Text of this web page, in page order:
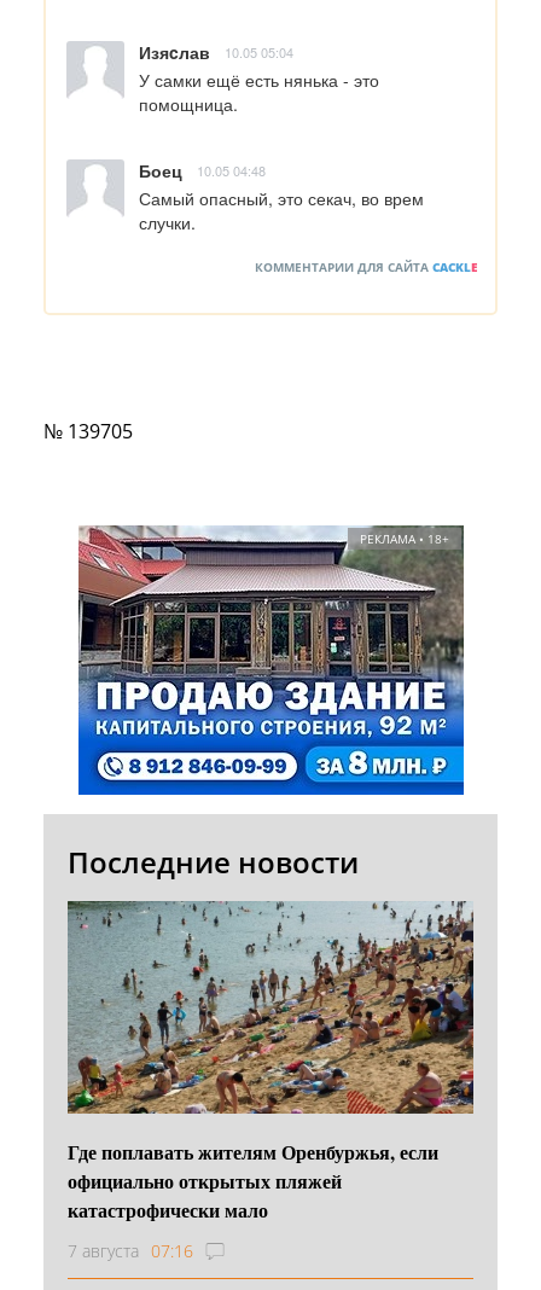
Изяcлав 10.05 05:04
У самки ещё есть нянька - это
помощница.
Боец 10.05 04:48
Самый опасный, это секач, во врем
случки.
КОММЕНТАРИИ ДЛЯ САЙТА CACKLE
№ 139705
РЕКЛАМА • 18+
Последние новости
Где поплавать жителям Оренбуржья, если
официально открытых пляжей
катастрофически мало
7 августа 07:16